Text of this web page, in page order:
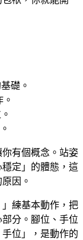
礎。
有個概念。站姿
定」的體態，這
因。
練基本動作，把
分。腳位、手位
位」，是動作的